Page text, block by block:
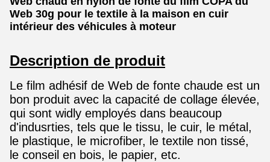
Web 30g pour le textile à la maison en cuir
intérieur des véhicules à moteur
Description de produit
Le film adhésif de Web de fonte chaude est un
bon produit avec la capacité de collage élevée,
qui sont widly employés dans beaucoup
d'indusrties, tels que le tissu, le cuir, le métal,
le plastique, le microfiber, le textile non tissé,
le conseil en bois, le papier, etc.